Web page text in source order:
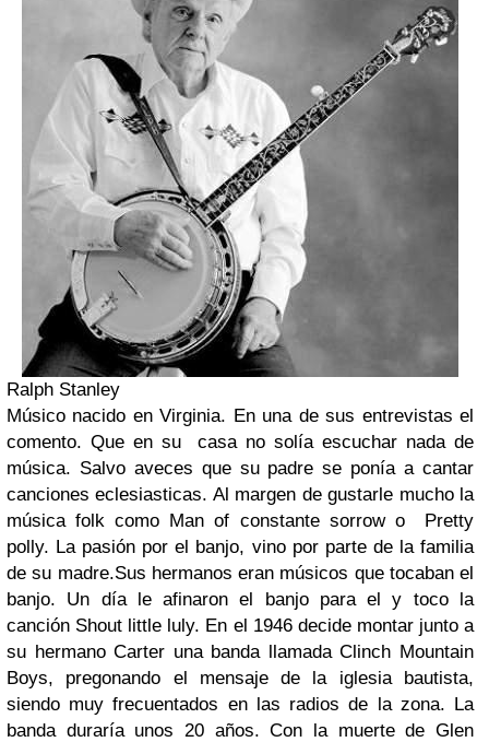
Ralph Stanley
Músico nacido en Virginia. En una de sus entrevistas el
comento. Que en su casa no solía escuchar nada de
música. Salvo aveces que su padre se ponía a cantar
canciones eclesiasticas. Al margen de gustarle mucho la
música folk como Man of constante sorrow o Pretty
polly. La pasión por el banjo, vino por parte de la familia
de su madre.Sus hermanos eran músicos que tocaban el
banjo. Un día le afinaron el banjo para el y toco la
canción Shout little luly. En el 1946 decide montar junto a
su hermano Carter una banda llamada Clinch Mountain
Boys, pregonando el mensaje de la iglesia bautista,
siendo muy frecuentados en las radios de la zona. La
banda duraría unos 20 años. Con la muerte de Glen